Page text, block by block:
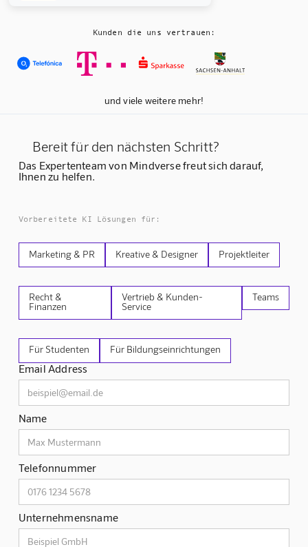
Kunden die uns vertrauen:
und viele weitere mehr!
Bereit für den nächsten Schritt?
Das Expertenteam von Mindverse freut sich darauf,
Ihnen zu helfen.
Vorbereitete KI Lösungen für:
Marketing & PR Kreative & Designer Projektleiter
Recht &
Finanzen
Vertrieb & Kunden-
Service
Teams
Für Studenten Für Bildungseinrichtungen
Email Address
Name
Telefonnummer
Unternehmensname